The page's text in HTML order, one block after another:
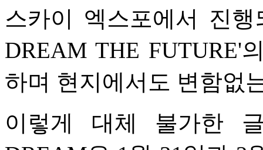
스카이 엑스포에서 진
DREAM THE FUTURE'
하며 현지에서도 변함없
이렇게 대체 불가한